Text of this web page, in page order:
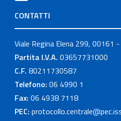
CONTATTI
Viale Regina Elena 299, 00161 -
Partita I.V.A. 03657731000
C.F. 80211730587
Telefono: 06 4990 1
Fax: 06 4938 7118
PEC: